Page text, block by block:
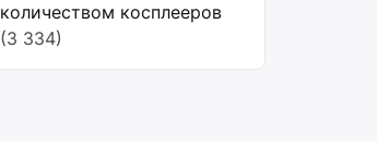
количеством косплееров
(3 334)